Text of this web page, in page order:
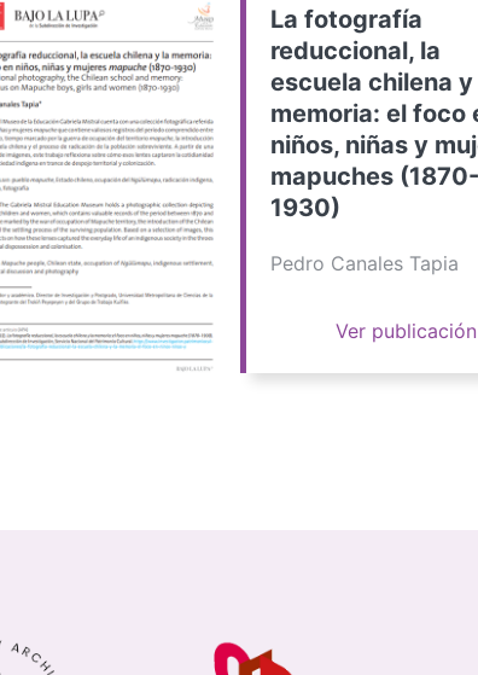
La fotografía
reduccional, la
escuela chilena y
memoria: el foco
niños, niñas y
mapuches (1870-
1930)
Pedro Canales Tapia
Ver